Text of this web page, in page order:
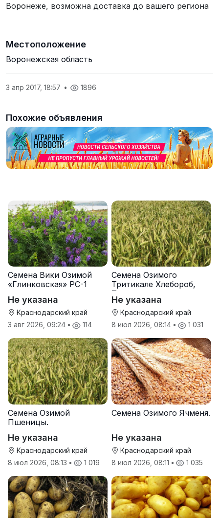
Воронеже, возможна доставка до вашего региона
Местоположение
Воронежская область
3 апр 2017, 18:57 • 1896
Похожие объявления
Семена Вики Озимой
«Глинковская» РС-1
Не указана
Краснодарский край
3 авг 2026, 09:24 • 114
Семена Озимого
Тритикале Хлебороб,
Тихон
Не указана
Краснодарский край
8 июл 2026, 08:14 • 1 031
Семена Озимой
Пшеницы.
Не указана
Краснодарский край
8 июл 2026, 08:13 • 1 019
Семена Озимого Ячменя.
Не указана
Краснодарский край
8 июл 2026, 08:11 • 1 035